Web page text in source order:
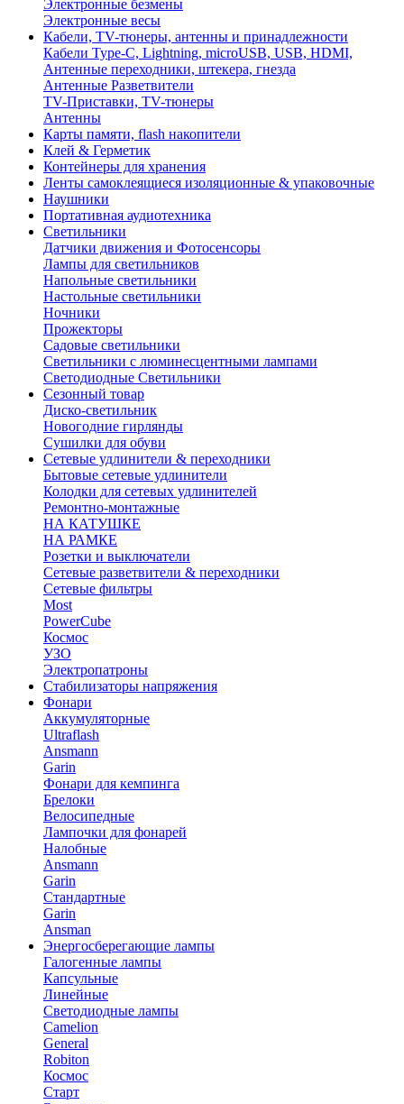
Электронные безмены
Электронные весы
Кабели, TV-тюнеры, антенны и принадлежности
Кабели Type-C, Lightning, microUSB, USB, HDMI,
Антенные переходники, штекера, гнезда
Антенные Разветвители
TV-Приставки, TV-тюнеры
Антенны
Карты памяти, flash накопители
Клей & Герметик
Контейнеры для хранения
Ленты самоклеящиеся изоляционные & упаковочные
Наушники
Портативная аудиотехника
Светильники
Датчики движения и Фотосенсоры
Лампы для светильников
Напольные светильники
Настольные светильники
Ночники
Прожекторы
Садовые светильники
Светильники с люминесцентными лампами
Светодиодные Светильники
Сезонный товар
Диско-светильник
Новогодние гирлянды
Сушилки для обуви
Сетевые удлинители & переходники
Бытовые сетевые удлинители
Колодки для сетевых удлинителей
Ремонтно-монтажные
НА КАТУШКЕ
НА РАМКЕ
Розетки и выключатели
Сетевые разветвители & переходники
Сетевые фильтры
Most
PowerCube
Космос
УЗО
Электропатроны
Стабилизаторы напряжения
Фонари
Аккумуляторные
Ultraflash
Ansmann
Garin
Фонари для кемпинга
Брелоки
Велосипедные
Лампочки для фонарей
Налобные
Ansmann
Garin
Стандартные
Garin
Ansman
Энергосберегающие лампы
Галогенные лампы
Капсульные
Линейные
Светодиодные лампы
Camelion
General
Robiton
Космос
Старт